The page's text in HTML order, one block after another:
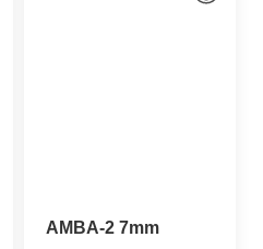
AMBA-2 7mm